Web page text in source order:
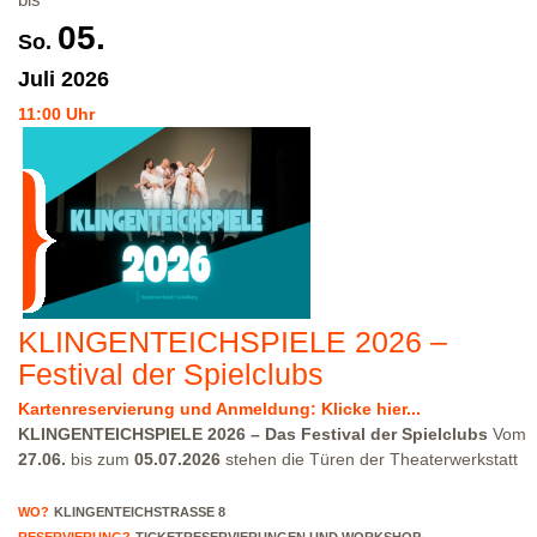
über eingeschränkte Parkmöglichkeiten in der Klingenteichstraße
verfügen. Hinweise über Parkmöglichkeiten findest Du hier:
nicht barrierefrei über eine Treppe erreichbar!
siehe weiter oben!
So. 05.
Juli 2026
11:00 Uhr
KLINGENTEICHSPIELE 2026 –
Festival der Spielclubs
Kartenreservierung und Anmeldung: Klicke hier...
KLINGENTEICHSPIELE 2026 – Das Festival der Spielclubs Vom
27.06. bis zum 05.07.2026 stehen die Türen der Theaterwerkstatt
theaterpädagogische Einrichtung haben wir es uns zur Aufgabe
WO? KLINGENTEICHSTRASSE 8